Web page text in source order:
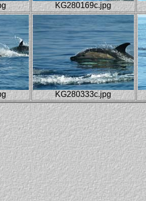
KG280169c.jpg
KG280333c.jpg